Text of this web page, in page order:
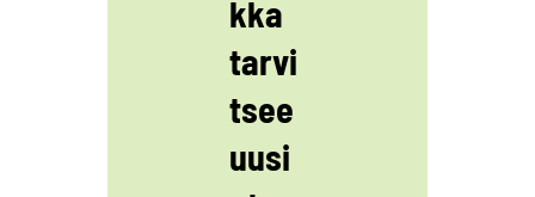
kka
tarvi
tsee
uusi